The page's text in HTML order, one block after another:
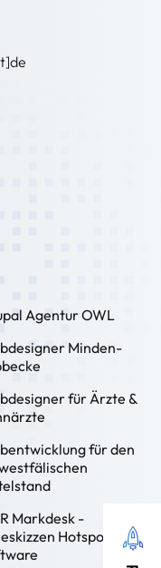
Agentur OWL
Minden-
für Ärzte &
für den
Markdesk -
Hotspot